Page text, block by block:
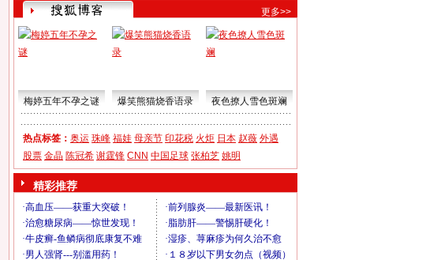
更多>>
梅婷五年不孕之谜 爆笑熊猫烧香语录 夜色撩人雪色斑斓
热点标签： 奥运 珠峰 福娃 母亲节 印花税 火炬 日本 赵薇 外遇
股票 金晶 陈冠希 谢霆锋 CNN 中国足球 张柏芝 姚明
精彩推荐